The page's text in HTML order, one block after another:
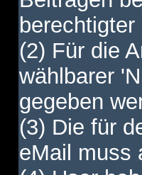
(2) Für die
wählbarer
gegeben
(3) Die für
eMail muss